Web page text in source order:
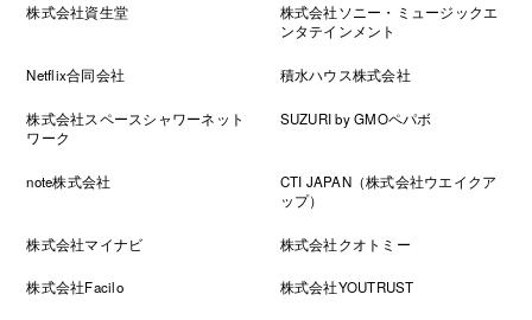
株式会社資生堂
株式会社ソニー・ミュージックエ
ンタテインメント
Netflix合同会社 積水ハウス株式会社
株式会社スペースシャワーネット
ワーク
SUZURI by GMOペパボ
note株式会社
CTI JAPAN（株式会社ウエイクア
ップ）
株式会社マイナビ 株式会社クオトミー
株式会社Facilo 株式会社YOUTRUST